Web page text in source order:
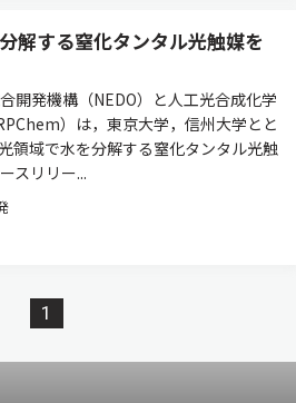
解する窒化タンタル光触媒を
開発機構（NEDO）と人工光合成化学
）は，東京大学，信州大学とと
領域で水を分解する窒化タンタル光触
スリリー...
1